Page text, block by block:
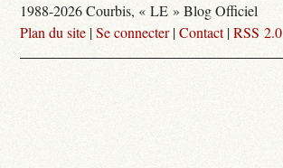
1988-2026 Courbis, « LE » Blog Officiel
Plan du site |Se connecter|Contact|RSS 2.0